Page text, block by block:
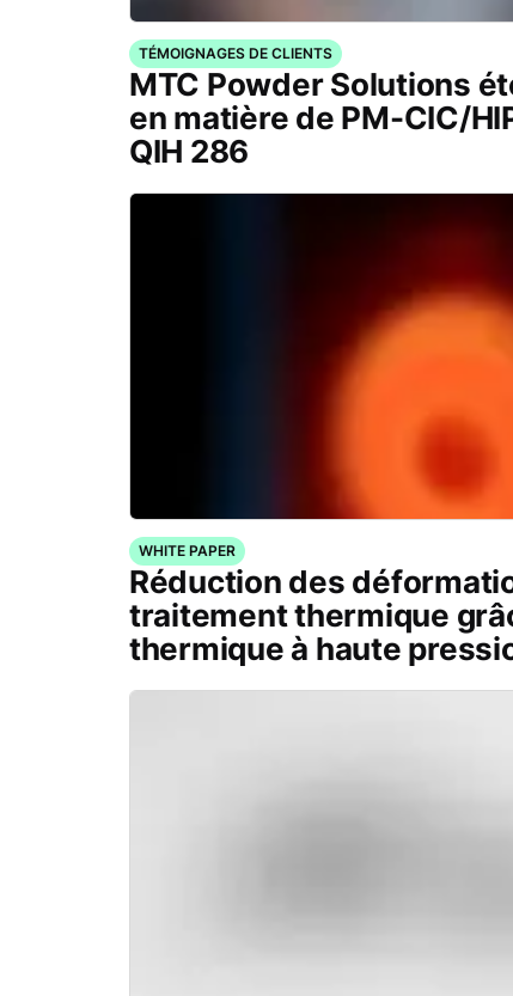
TÉMOIGNAGES DE CLIENTS
MTC Powder Solutions
en matière de PM-CIC/
QIH 286
WHITE PAPER
Réduction des
traitement thermique
thermique à haute